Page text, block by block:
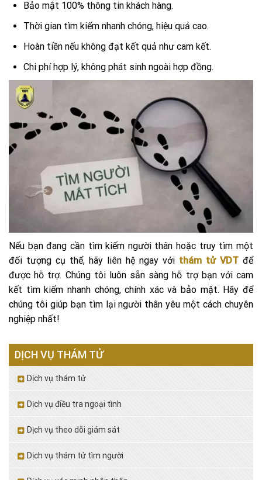
Bảo mật 100% thông tin khách hàng.
Thời gian tìm kiếm nhanh chóng, hiệu quả cao.
Hoàn tiền nếu không đạt kết quả như cam kết.
Chi phí hợp lý, không phát sinh ngoài hợp đồng.
Nếu bạn đang cần tìm kiếm người thân hoặc truy tìm một
đối tượng cụ thể, hãy liên hệ ngay với thám tử VDT để
được hỗ trợ. Chúng tôi luôn sẵn sàng hỗ trợ bạn với cam
kết tìm kiếm nhanh chóng, chính xác và bảo mật. Hãy để
chúng tôi giúp bạn tìm lại người thân yêu một cách chuyên
nghiệp nhất!
DỊCH VỤ THÁM TỬ
Dịch vụ thám tử
Dịch vụ điều tra ngoại tình
Dịch vụ theo dõi giám sát
Dịch vụ thám tử tìm người